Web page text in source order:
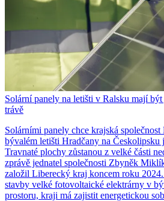
Solární panely na letišti v Ralsku mají
trávě
Solárními panely chce krajská
bývalém letišti Hradčany na Českolipsku
Travnaté plochy zůstanou z velké části
zprávě jednatel společnosti Zbyněk
založil Liberecký kraj koncem roku
stavby velké fotovoltaické elektrárny v
prostoru, kraji má zajistit energetickou